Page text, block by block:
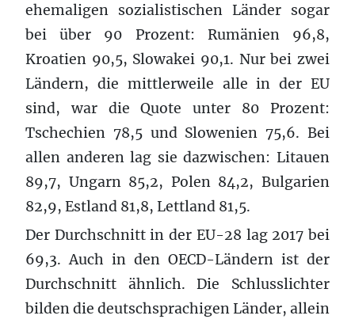
ehemaligen sozialistischen Länder sogar
bei über 90 Prozent: Rumänien 96,8,
Kroatien 90,5, Slowakei 90,1. Nur bei zwei
Ländern, die mittlerweile alle in der EU
sind, war die Quote unter 80 Prozent:
Tschechien 78,5 und Slowenien 75,6. Bei
allen anderen lag sie dazwischen: Litauen
89,7, Ungarn 85,2, Polen 84,2, Bulgarien
82,9, Estland 81,8, Lettland 81,5.
Der Durchschnitt in der EU-28 lag 2017 bei
69,3. Auch in den OECD-Ländern ist der
Durchschnitt ähnlich. Die Schlusslichter
bilden die deutschsprachigen Länder, allein